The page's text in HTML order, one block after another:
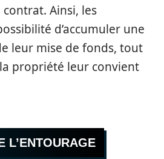
contrat. Ainsi, les
d’accumuler une
leur mise de fonds, tout
propriété leur convient
L’ENTOURAGE